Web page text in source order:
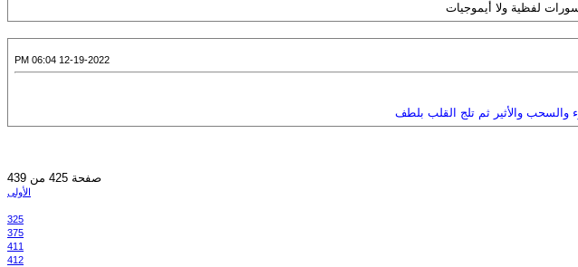
لفظية ولا أيموجيات
12-19-2022 06:04 PM
والسحب والأثير ثم تلج القلب بلطف
صفحة 425 من 439
الأولى
325
375
411
412